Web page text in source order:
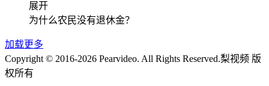
展开
为什么农民没有退休金？
加载更多
Copyright © 2016-2026 Pearvideo. All Rights Reserved.梨视频 版
权所有